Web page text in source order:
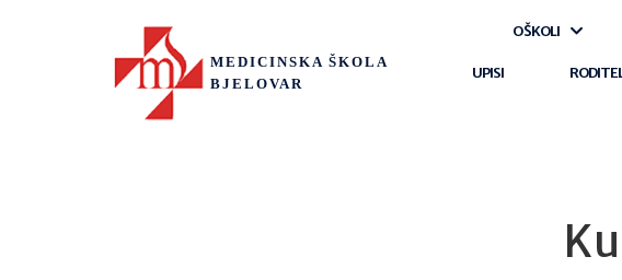
MEDICINSKA ŠKOLA
BJELOVAR
O ŠKOLI
UPISI